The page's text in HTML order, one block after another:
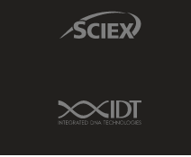
Sciex Link
IDT Link